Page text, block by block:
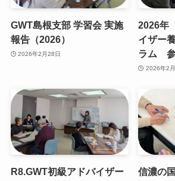
GWT島根支部 学習会 実施
報告（2026）
2026年2月28日
2026年
イザー
ラム 参
2026年2
R8.GWT初級アドバイザー
信濃の